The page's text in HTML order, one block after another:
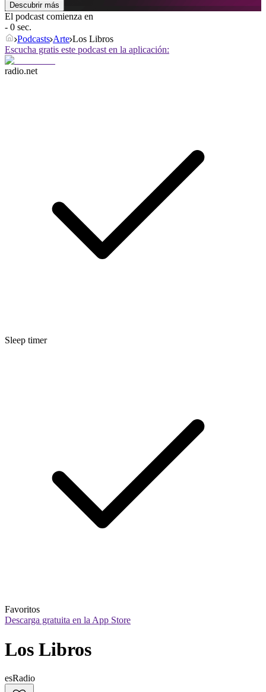
Descubrir más
El podcast comienza en
- 0 sec.
Podcasts Arte Los Libros
Escucha gratis este podcast en la aplicación:
radio.net
Sleep timer
Favoritos
Descarga gratuita en la App Store
Los Libros
esRadio